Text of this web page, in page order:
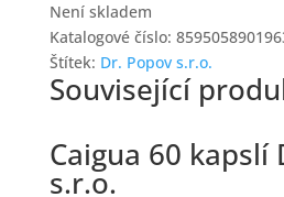
Není skladem
Katalogové číslo:
Štítek: Dr. Popov s.r.o.
Související
Caigua 60 kapslí
s.r.o.